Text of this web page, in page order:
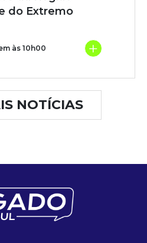
do Extremo
às 10h00 +
NOTÍCIAS